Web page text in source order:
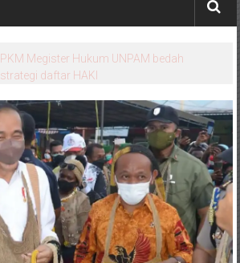
PKM Megister Hukum UNPAM bedah
strategi daftar HAKI